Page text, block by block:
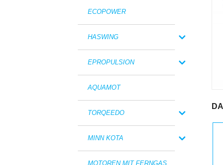
ECOPOWER
HASWING
EPROPULSION
AQUAMOT
TORQEEDO
MINN KOTA
MOTOREN MIT FERNGAS